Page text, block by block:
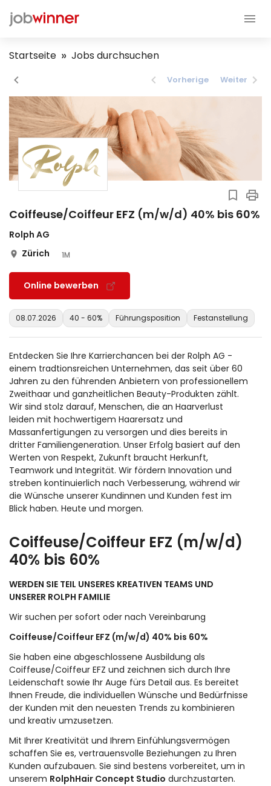
Startseite Jobs durchsuchen
Vorherige Weiter
Coiffeuse/Coiffeur EFZ (m/w/d) 40% bis 60%
Rolph AG
Zürich
1M
Online bewerben
08.07.2026 40 - 60% Führungsposition Festanstellung
Entdecken Sie Ihre Karrierchancen bei der Rolph AG -
einem tradtionsreichen Unternehmen, das seit über 60
Jahren zu den führenden Anbietern von professionellem
Zweithaar und ganzheitlichen Beauty-Produkten zählt.
Wir sind stolz darauf, Menschen, die an Haarverlust
leiden mit hochwertigem Haarersatz und
Massanfertigungen zu versorgen und dies bereits in
dritter Familiengeneration. Unser Erfolg basiert auf den
Werten von Respekt, Zukunft braucht Herkunft,
Teamwork und Integrität. Wir fördern Innovation und
streben kontinuierlich nach Verbesserung, während wir
die Wünsche unserer Kundinnen und Kunden fest im
Blick haben. Heute und morgen.
Coiffeuse/Coiffeur EFZ (m/w/d)
40% bis 60%
WERDEN SIE TEIL UNSERES KREATIVEN TEAMS UND
UNSERER ROLPH FAMILIE
Wir suchen per sofort oder nach Vereinbarung
Coiffeuse/Coiffeur EFZ (m/w/d) 40% bis 60%
Sie haben eine abgeschlossene Ausbildung als
Coiffeuse/Coiffeur EFZ und zeichnen sich durch Ihre
Leidenschaft sowie Ihr Auge fürs Detail aus. Es bereitet
Ihnen Freude, die individuellen Wünsche und Bedürfnisse
der Kunden mit den neuesten Trends zu kombinieren
und kreativ umzusetzen.
Mit Ihrer Kreativität und Ihrem Einfühlungsvermögen
schaffen Sie es, vertrauensvolle Beziehungen zu Ihren
Kunden aufzubauen. Sie sind bestens vorbereitet, um in
unserem RolphHair Concept Studio durchzustarten.